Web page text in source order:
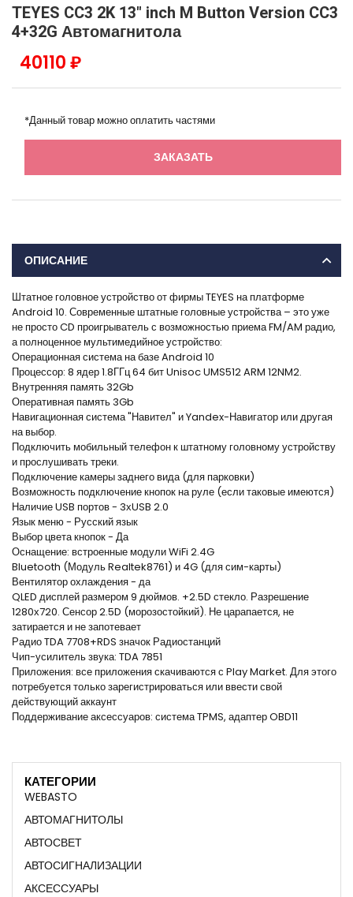
TEYES CC3 2K 13" inch M Button Version CC3
4+32G Автомагнитола
40110 ₽
*Данный товар можно оплатить частями
ЗАКАЗАТЬ
ОПИСАНИЕ
Штатное головное устройство от фирмы TEYES на платформе
Android 10. Современные штатные головные устройства – это уже
не просто CD проигрыватель с возможностью приема FM/AM радио,
а полноценное мультимедийное устройство:
Операционная система на базе Android 10
Процессор: 8 ядер 1.8ГГц 64 бит Unisoc UMS512 ARM 12NM2.
Внутренняя память 32Gb
Оперативная память 3Gb
Навигационная система "Навител" и Yandex-Навигатор или другая
на выбор.
Подключить мобильный телефон к штатному головному устройству
и прослушивать треки.
Подключение камеры заднего вида (для парковки)
Возможность подключение кнопок на руле (если таковые имеются)
Наличие USB портов - 3хUSB 2.0
Язык меню - Русский язык
Выбор цвета кнопок - Да
Оснащение: встроенные модули WiFi 2.4G
Bluetooth (Модуль Realtek8761) и 4G (для сим-карты)
Вентилятор охлаждения - да
QLED дисплей размером 9 дюймов. +2.5D стекло. Разрешение
1280х720. Сенсор 2.5D (морозостойкий). Не царапается, не
затирается и не запотевает
Радио TDA 7708+RDS значок Радиостанций
Чип-усилитель звука: TDA 7851
Приложения: все приложения скачиваются с Play Market. Для этого
потребуется только зарегистрироваться или ввести свой
действующий аккаунт
Поддерживание аксессуаров: система TPMS, адаптер OBD11
КАТЕГОРИИ
WEBASTO
АВТОМАГНИТОЛЫ
АВТОСВЕТ
АВТОСИГНАЛИЗАЦИИ
АКСЕССУАРЫ